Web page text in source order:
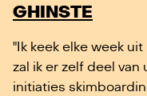
GHINSTE
"Ik keek elke week uit
zal ik er zelf deel van
initiaties